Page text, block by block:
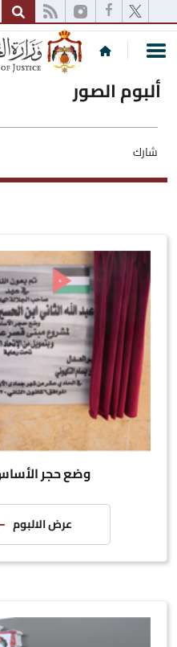
ألبوم الصور
شارك
وضع حجر
عرض الالبوم